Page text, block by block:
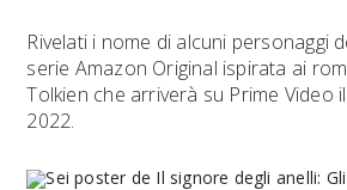
Rivelati i nome di alcuni personaggi
serie Amazon Original ispirata ai
Tolkien che arriverà su Prime Video
2022.